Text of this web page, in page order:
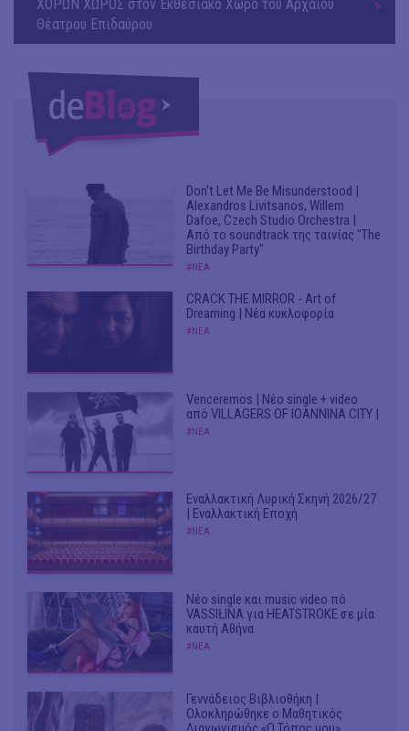
ΧΟΡΩΝ ΧΩΡΟΣ στον Εκθεσιακό Χώρο του Αρχαίου
Θέατρου Επιδαύρου
Don't Let Me Be Misunderstood |
Alexandros Livitsanos, Willem
Dafoe, Czech Studio Orchestra |
Από το soundtrack της ταινίας "The
Birthday Party"
#ΝΕΑ
CRACK THE MIRROR - Art of
Dreaming | Νέα κυκλοφορία
#ΝΕΑ
Venceremos | Νέο single + video
από VILLAGERS OF IOANNINA CITY |
#ΝΕΑ
Εναλλακτική Λυρική Σκηνή 2026/27
| Εναλλακτική Εποχή
#ΝΕΑ
Νέο single και music video πό
VASSIŁINA για HEATSTROKE σε μία
καυτή Αθήνα
#ΝΕΑ
Γεννάδειος Βιβλιοθήκη |
Ολοκληρώθηκε ο Μαθητικός